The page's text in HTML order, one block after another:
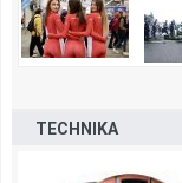
TECHNIKA